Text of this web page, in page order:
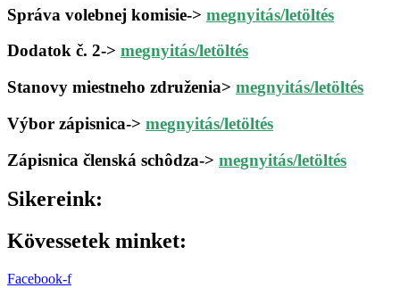
Správa volebnej komisie-> megnyitás/letöltés
Dodatok č. 2-> megnyitás/letöltés
Stanovy miestneho združenia> megnyitás/letöltés
Výbor zápisnica-> megnyitás/letöltés
Zápisnica členská schôdza-> megnyitás/letöltés
Sikereink:
Kövessetek minket:
Facebook-f